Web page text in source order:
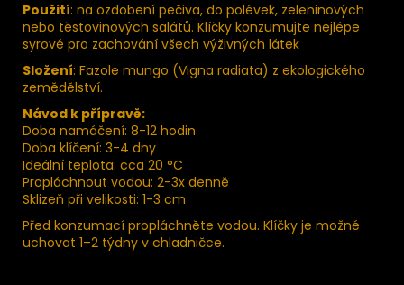
Použití: na ozdobení pečiva, do polévek, zeleninových
nebo těstovinových salátů. Klíčky konzumujte nejlépe
syrové pro zachování všech výživných látek
Složení: Fazole mungo (Vigna radiata) z ekologického
zemědělství.
Návod k přípravě:
Doba namáčení: 8-12 hodin
Doba klíčení: 3-4 dny
Ideální teplota: cca 20 °C
Propláchnout vodou: 2-3x denně
Sklizeň při velikosti: 1-3 cm
Před konzumací propláchněte vodou. Klíčky je možné
uchovat 1–2 týdny v chladničce.